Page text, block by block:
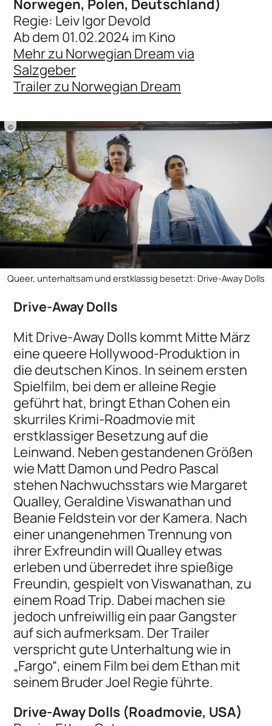
Norwegen, Polen, Deutschland)
Regie: Leiv Igor Devold
Ab dem 01.02.2024 im Kino
Mehr zu Norwegian Dream via
Salzgeber
Trailer zu Norwegian Dream
©
Queer, unterhaltsam und erstklassig besetzt: Drive-Away Dolls
Drive-Away Dolls
Mit Drive-Away Dolls kommt Mitte März
eine queere Hollywood-Produktion in
die deutschen Kinos. In seinem ersten
Spielfilm, bei dem er alleine Regie
geführt hat, bringt Ethan Cohen ein
skurriles Krimi-Roadmovie mit
erstklassiger Besetzung auf die
Leinwand. Neben gestandenen Größen
wie Matt Damon und Pedro Pascal
stehen Nachwuchsstars wie Margaret
Qualley, Geraldine Viswanathan und
Beanie Feldstein vor der Kamera. Nach
einer unangenehmen Trennung von
ihrer Exfreundin will Qualley etwas
erleben und überredet ihre spießige
Freundin, gespielt von Viswanathan, zu
einem Road Trip. Dabei machen sie
jedoch unfreiwillig ein paar Gangster
auf sich aufmerksam. Der Trailer
verspricht gute Unterhaltung wie in
„Fargo“, einem Film bei dem Ethan mit
seinem Bruder Joel Regie führte.
Drive-Away Dolls (Roadmovie, USA)